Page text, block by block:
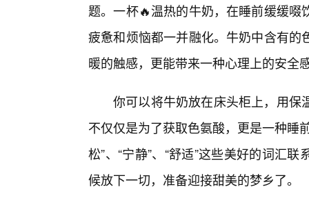
题。一杯🔥温热的牛奶，在睡前缓缓
疲惫和烦恼都一并融化。牛奶中含有
暖的触感，更能带来一种心理上的安全
你可以将牛奶放在床头柜上，用保
不仅仅是为了获取色氨酸，更是一种睡
松”、“宁静”、“舒适”这些美好的词汇
候放下一切，准备迎接甜美的梦乡了。